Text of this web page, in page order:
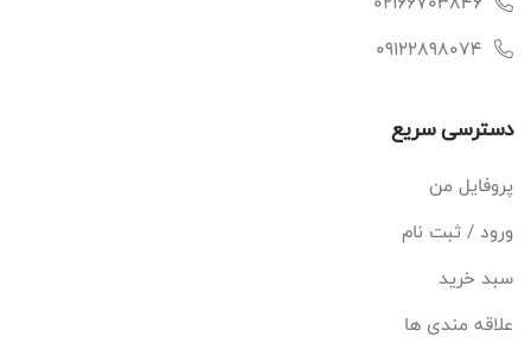
09122898074
دسترسی سریع
پروفایل من
ورود / ثبت نام
سبد خرید
علاقه مندی ها